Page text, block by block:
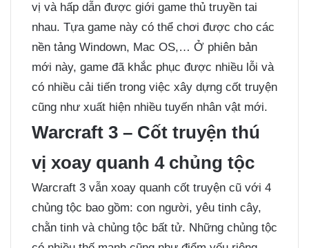
vị và hấp dẫn được giới game thủ truyền tai
nhau. Tựa game này có thể chơi được cho các
nền tảng Windown, Mac OS,… Ở phiên bản
mới này, game đã khắc phục được nhiều lỗi và
có nhiều cải tiến trong việc xây dựng cốt truyện
cũng như xuất hiện nhiều tuyến nhân vật mới.
Warcraft 3 – Cốt truyện thú
vị xoay quanh 4 chủng tộc
Warcraft 3 vẫn xoay quanh cốt truyện cũ với 4
chủng tộc bao gồm: con người, yêu tinh cây,
chằn tinh và chủng tộc bất tử. Những chủng tộc